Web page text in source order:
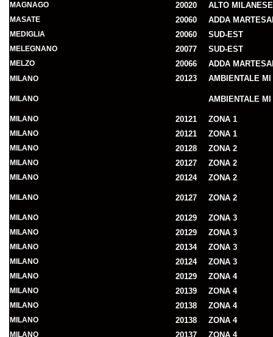
MAGNAGO 20020 ALTO MILANESE
MASATE 20060 ADDA
MEDIGLIA 20060 SUD-EST
MELEGNANO 20077 SUD-EST
MELZO 20066 ADDA
MILANO 20123 AMBIENTALE MI
MILANO AMBIENTALE MI
MILANO 20121 ZONA 1
MILANO 20121 ZONA 1
MILANO 20128 ZONA 2
MILANO 20127 ZONA 2
MILANO 20124 ZONA 2
MILANO 20127 ZONA 2
MILANO 20129 ZONA 3
MILANO 20129 ZONA 3
MILANO 20134 ZONA 3
MILANO 20124 ZONA 3
MILANO 20129 ZONA 4
MILANO 20139 ZONA 4
MILANO 20138 ZONA 4
MILANO 20138 ZONA 4
MILANO 20137 ZONA 4